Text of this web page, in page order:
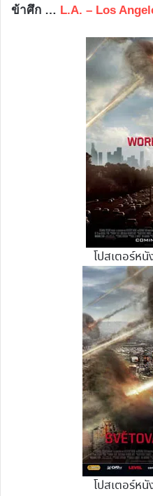
ข้าศึก … L.A. – Los
โปสเตอร์หนั
โปสเตอร์หนั